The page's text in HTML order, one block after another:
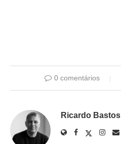
0 comentários
Ricardo Bastos